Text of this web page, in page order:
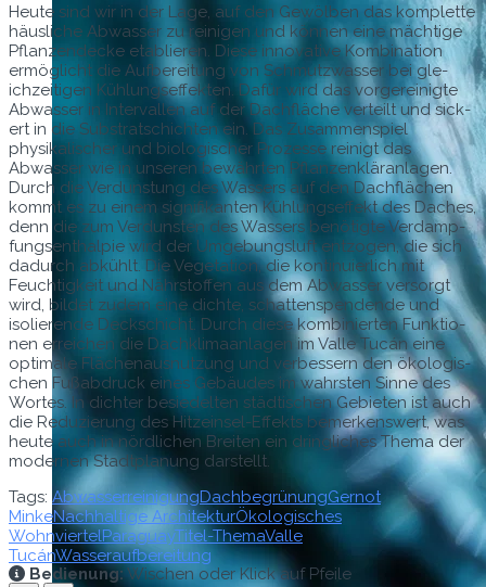
Heute sind wir in der Lage, auf den Gewöl­ben das kom­plette
häus­liche Abwass­er zu reini­gen und kön­nen eine mächtige
Pflanzen­decke etablieren. Diese inno­v­a­tive Kom­bi­na­tion
ermöglicht die Auf­bere­itung von Schmutzwass­er bei gle­
ichzeit­i­gen Küh­lungsef­fek­ten. Dafür wird das vorg­ere­inigte
Abwass­er in Inter­vallen auf der Dachfläche verteilt und sick­
ert in die Sub­stratschicht­en ein. Das Zusam­men­spiel
physikalis­ch­er und biol­o­gis­ch­er Prozesse reinigt das
Abwass­er wie in unseren bewährten Pflanzen­kläran­la­gen.
Durch die Ver­dun­stung des Wassers auf den Dachflächen
kommt es zu einem sig­nifikan­ten Küh­lungsef­fekt des Daches,
denn die zum Ver­dun­sten des Wassers benötigte Ver­damp­
fungsen­thalpie wird der Umge­bungsluft ent­zo­gen, die sich
dadurch abkühlt. Die Veg­e­ta­tion, die kon­tinuier­lich mit
Feuchtigkeit und Nährstof­fen aus dem Abwass­er ver­sorgt
wird, bildet zudem eine dichte, schat­ten­spendende und
isolierende Deckschicht. Durch diese kom­binierten Funk­tio­
nen erre­ichen die Dachk­li­maan­la­gen im Valle Tucán eine
opti­male Flächenaus­nutzung und verbessern den ökol­o­gis­
chen Fußab­druck eines Gebäudes im wahrsten Sinne des
Wortes. In dichter besiedel­ten städtis­chen Gebi­eten ist auch
die Reduzierung des Hitzein­sel-Effek­ts bemerkenswert, was
heute auch in nördlichen Bre­it­en ein dringlich­es The­ma der
mod­er­nen Stadt­pla­nung darstellt.
Tags: AbwasserreinigungDachbegrünungGernot
MinkeNachhaltige ArchitekturÖkologisches
WohnviertelParaguayTitel-ThemaValle
TucánWasseraufbereitung
Bedienung: Wischen oder Klick auf Pfeile